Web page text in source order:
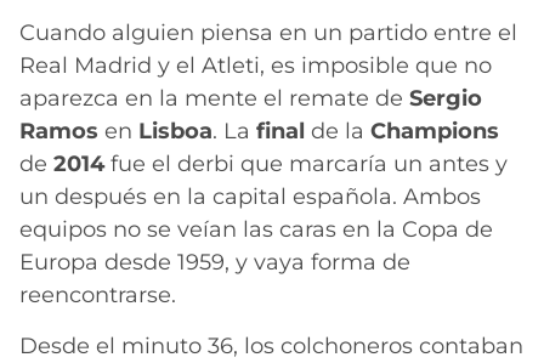
Cuando alguien piensa en un partido entre el
Real Madrid y el Atleti, es imposible que no
aparezca en la mente el remate de Sergio
Ramos en Lisboa. La final de la Champions
de 2014fue el derbi que marcaría un antes y
un después en la capital española. Ambos
equipos no se veían las caras en la Copa de
Europa desde 1959, y vaya forma de
reencontrarse.
Desde el minuto 36, los colchoneros contaban